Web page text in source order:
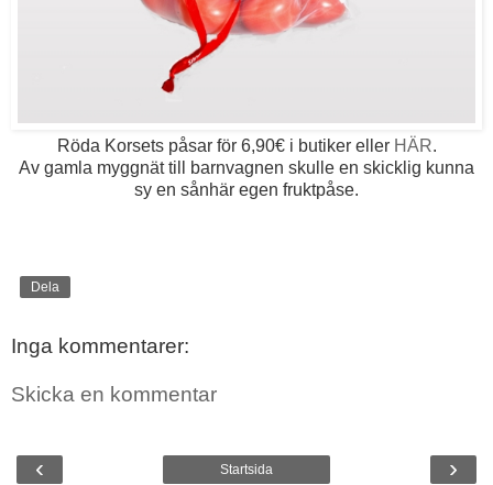
Röda Korsets påsar för 6,90€ i butiker eller HÄR.
Av gamla myggnät till barnvagnen skulle en skicklig kunna
sy en sånhär egen fruktpåse.
Dela
Inga kommentarer:
Skicka en kommentar
‹ ›
Startsida